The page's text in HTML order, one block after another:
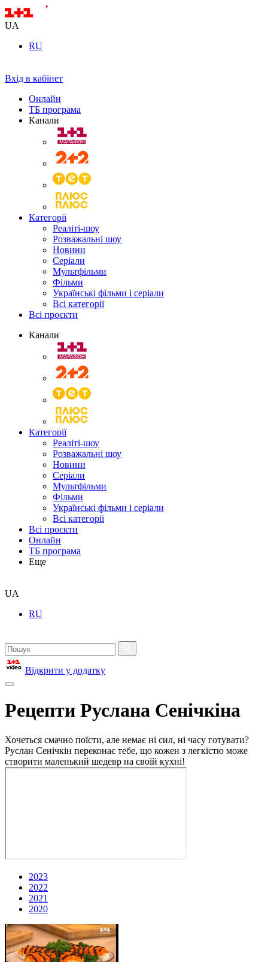
UA
RU
Вхід в кабінет
Онлайн
ТБ програма
Канали
Категорії
Реаліті-шоу
Розважальні шоу
Новини
Серіали
Мультфільми
Фільми
Українські фільми і серіали
Всі категорії
Всі проєкти
Канали
Категорії
Реаліті-шоу
Розважальні шоу
Новини
Серіали
Мультфільми
Фільми
Українські фільми і серіали
Всі категорії
Всі проєкти
Онлайн
ТБ програма
Еще
UA
RU
Відкрити у додатку
Рецепти Руслана Сенічкіна
Хочеться смачно поїсти, але немає ні сил, ні часу готувати?
Руслан Сенічкін переконає тебе, що кожен з легкістю може
створити маленький шедевр на своїй кухні!
2023
2022
2021
2020